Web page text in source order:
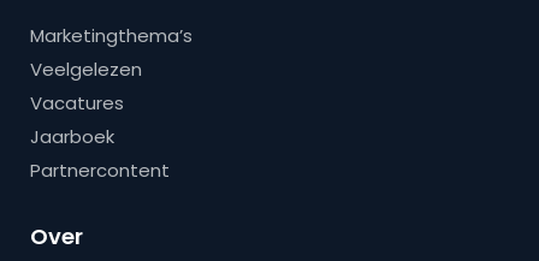
Marketingthema’s
Veelgelezen
Vacatures
Jaarboek
Partnercontent
Over